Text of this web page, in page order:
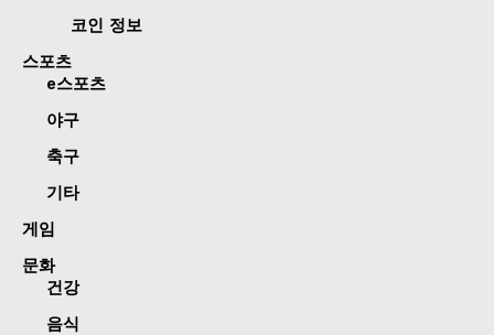
코인 정보
스포츠
e스포츠
야구
축구
기타
게임
문화
건강
음식